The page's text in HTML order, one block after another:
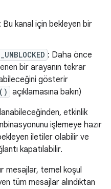
: Bu kanal için bekleyen bir
: Daha önce
bir arayanın tekrar
gösterir
açıklamasına bakın)
etkinlik
işlemeye hazır
iletiler olabilir ve
kapatılabilir.
mesajlar, temel koşul
tüm mesajlar alındıktan